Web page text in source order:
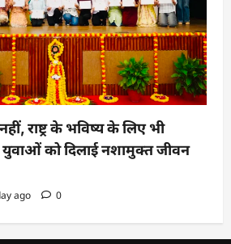
राष्ट्र के भविष्य के लिए भी
युवाओं को दिलाई नशामुक्त जीवन
ago 0